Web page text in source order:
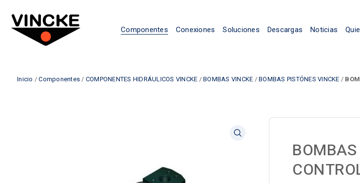
Componentes Conexiones Soluciones Descargas Noticias
Inicio /Componentes / COMPONENTES HIDRÁULICOS VINCKE / BOMBAS VINCKE / BOMBAS PISTÓNES VINCKE /